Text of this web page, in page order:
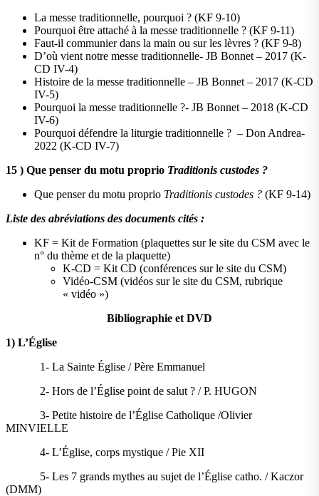
La messe traditionnelle, pourquoi ? (KF 9-10)
Pourquoi être attaché à la messe traditionnelle ? (KF 9-11)
Faut-il communier dans la main ou sur les lèvres ? (KF 9-8)
D’où vient notre messe traditionnelle- JB Bonnet – 2017 (K-
CD IV-4)
Histoire de la messe traditionnelle – JB Bonnet – 2017 (K-CD
IV-5)
Pourquoi la messe traditionnelle ?- JB Bonnet – 2018 (K-CD
IV-6)
Pourquoi défendre la liturgie traditionnelle ? – Don Andrea-
2022 (K-CD IV-7)
15 ) Que penser du motu proprio Traditionis custodes ?
Que penser du motu proprio Traditionis custodes ? (KF 9-14)
Liste des abréviations des documents cités :
KF = Kit de Formation (plaquettes sur le site du CSM avec le
n° du thème et de la plaquette)
K-CD = Kit CD (conférences sur le site du CSM)
Vidéo-CSM (vidéos sur le site du CSM, rubrique
« vidéo »)
Bibliographie et DVD
1) L’Église
1- La Sainte Église / Père Emmanuel
2- Hors de l’Église point de salut ? / P. HUGON
3- Petite histoire de l’Église Catholique /Olivier
MINVIELLE
4- L’Église, corps mystique / Pie XII
5- Les 7 grands mythes au sujet de l’Église catho. / Kaczor
(DMM)